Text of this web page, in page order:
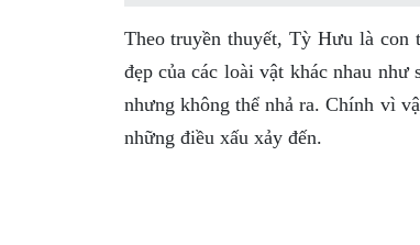
Theo truyền thuyết, Tỳ Hưu là
đẹp của các loài vật khác nhau
nhưng không thể nhả ra. Chính vì
những điều xấu xảy đến.